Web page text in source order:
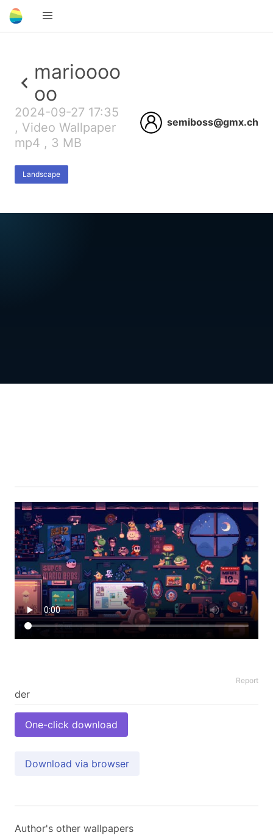
marioooo
oo
2024-09-27 17:35
, Video Wallpaper
mp4 , 3 MB
Landscape
semiboss@gmx.ch
Report
One-click download
Download via browser
Author's other wallpapers